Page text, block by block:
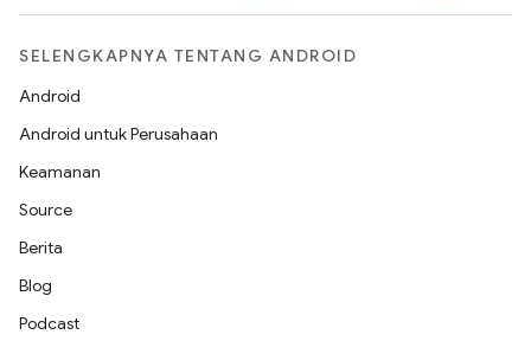
SELENGKAPNYA TENTANG ANDROID
Android
Android untuk Perusahaan
Keamanan
Source
Berita
Blog
Podcast